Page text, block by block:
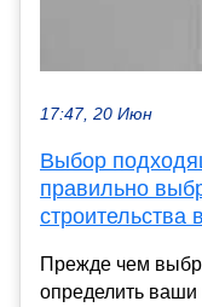
17:47, 20 Июн
Выбор
правильно
строительства
Прежде чем
определить ваши